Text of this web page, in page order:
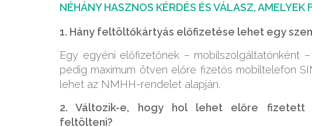
NÉHÁNY HASZNOS KÉRDÉS ÉS VÁLASZ, AMELYEK
1. Hány feltöltőkártyás előfizetése lehet egy
Egy egyéni előfizetőnek – mobilszolgáltatónként
pedig maximum ötven előre fizetős mobiltelefon
lehet az NMHH-rendelet alapján.
2. Változik-e, hogy hol lehet előre fizetett
feltölteni?